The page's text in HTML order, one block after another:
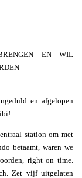
EN WIL
–
en afgelopen
station om met
betaamt, waren we
right on time.
Zet vijf uitgelaten